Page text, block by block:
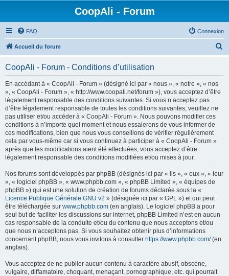
CoopAli - Forum
FAQ Connexion
Accueil du forum
CoopAli - Forum - Conditions d’utilisation
En accédant à « CoopAli - Forum » (désigné ici par « nous », « notre », « nos
», « CoopAli - Forum », « http://www.coopali.net/forum »), vous acceptez d’être
légalement responsable des conditions suivantes. Si vous n’acceptez pas
d’être légalement responsable de toutes les conditions suivantes, veuillez ne
pas utiliser et/ou accéder à « CoopAli - Forum ». Nous pouvons modifier ces
conditions à n’importe quel moment et nous essaierons de vous informer de
ces modifications, bien que nous vous conseillons de vérifier régulièrement
cela par vous-même car si vous continuez à participer à « CoopAli - Forum »
après que les modifications aient été effectuées, vous acceptez d’être
légalement responsable des conditions modifiées et/ou mises à jour.
Nos forums sont développés par phpBB (désignés ici par « ils », « eux », « leur
», « logiciel phpBB », « www.phpbb.com », « phpBB Limited », « équipes de
phpBB ») qui est une solution de création de forums déclarée sous la «
Licence Publique Générale GNU v2 » (désignée ici par « GPL ») et qui peut
être téléchargée sur www.phpbb.com (en anglais). Le logiciel phpBB a pour
seul but de faciliter les discussions sur internet, phpBB Limited n’est en aucun
cas responsable de la conduite et/ou du contenu que nous acceptons et/ou
que nous n’acceptons pas. Si vous souhaitez obtenir plus d’informations
concernant phpBB, nous vous invitons à consulter https://www.phpbb.com/(en
anglais).
Vous acceptez de ne publier aucun contenu à caractère abusif, obscène,
vulgaire, diffamatoire, choquant, menaçant, pornographique, etc. qui pourrait